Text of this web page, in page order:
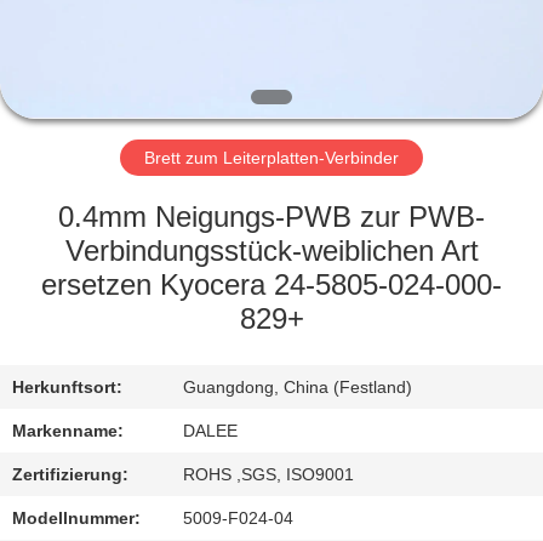
FABRIK-
AUSFLUG
QUALITÄTSKONTROLLE
MIT
UNS
IN
VERBINDUNG
Brett zum Leiterplatten-Verbinder
0.4mm Neigungs-PWB zur PWB-
Verbindungsstück-weiblichen Art
ersetzen Kyocera 24-5805-024-000-
829+
Herkunftsort: Guangdong, China (Festland)
Markenname: DALEE
Zertifizierung: ROHS ,SGS, ISO9001
Modellnummer: 5009-F024-04